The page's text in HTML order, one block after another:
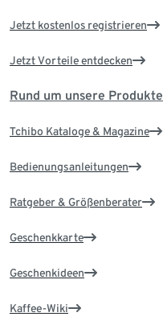
Jetzt kostenlos registrieren
Jetzt Vorteile entdecken
Rund um unsere Produkte
Tchibo Kataloge & Magazine
Bedienungsanleitungen
Ratgeber & Größenberater
Geschenkkarte
Geschenkideen
Kaffee-Wiki